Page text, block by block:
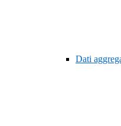
Dati